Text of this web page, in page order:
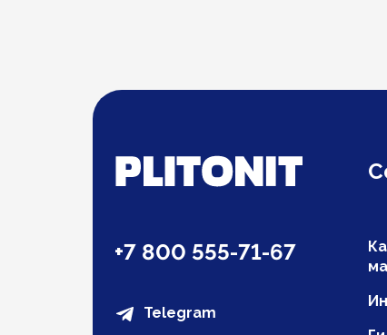
+7 800 555-71-67
Telegram